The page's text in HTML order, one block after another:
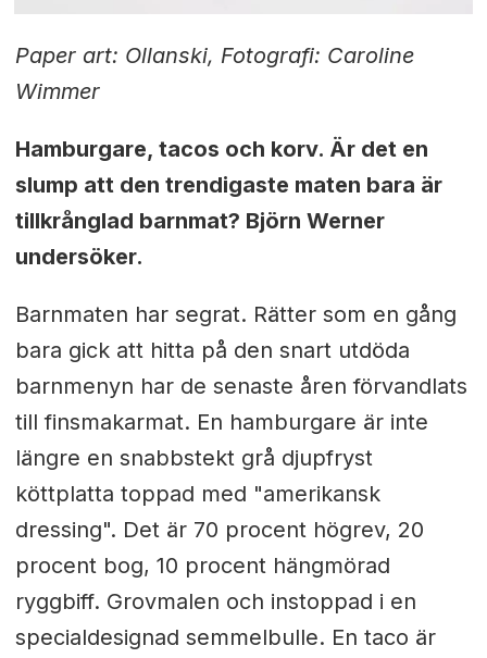
Paper art: Ollanski, Fotografi: Caroline
Wimmer
Hamburgare, tacos och korv. Är det en
slump att den trendigaste maten bara är
tillkrånglad barnmat? Björn Werner
undersöker.
Barnmaten har segrat. Rätter som en gång
bara gick att hitta på den snart utdöda
barnmenyn har de senaste åren förvandlats
till finsmakarmat. En hamburgare är inte
längre en snabbstekt grå djupfryst
köttplatta toppad med "amerikansk
dressing". Det är 70 procent högrev, 20
procent bog, 10 procent hängmörad
ryggbiff. Grovmalen och instoppad i en
specialdesignad semmelbulle. En taco är